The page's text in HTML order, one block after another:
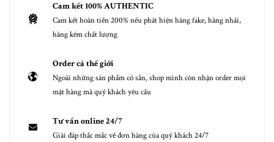
Cam kết 100% AUTHENTIC
Cam kết hoàn tiền 200% nếu phát hiện hàng fake, hàng nhái,
hàng kém chất lượng
Order cả thế giới
Ngoài những sản phẩm có sẵn, shop mình còn nhận order mọi
mặt hàng mà quý khách yêu cầu
Tư vấn online 24/7
Giải đáp thắc mắc về đơn hàng của quý khách 24/7